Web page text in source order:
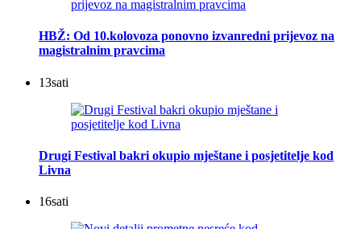
HBŽ: Od 10.kolovoza ponovno izvanredni prijevoz na
magistralnim pravcima
13sati
Drugi Festival bakri okupio mještane i posjetitelje kod
Livna
16sati